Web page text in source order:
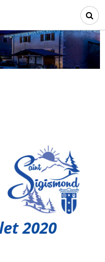
2020